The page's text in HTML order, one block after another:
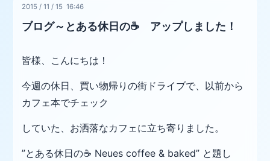
2015 /11 /15 16:46
ブログ～とある休日の☕ アップしました！
皆様、こんにちは！
今週の休日、買い物帰りの街ドライブで、以前から
カフェ本でチェック
していた、お洒落なカフェに立ち寄りました。
”とある休日の☕ Neues coffee & baked” と題し